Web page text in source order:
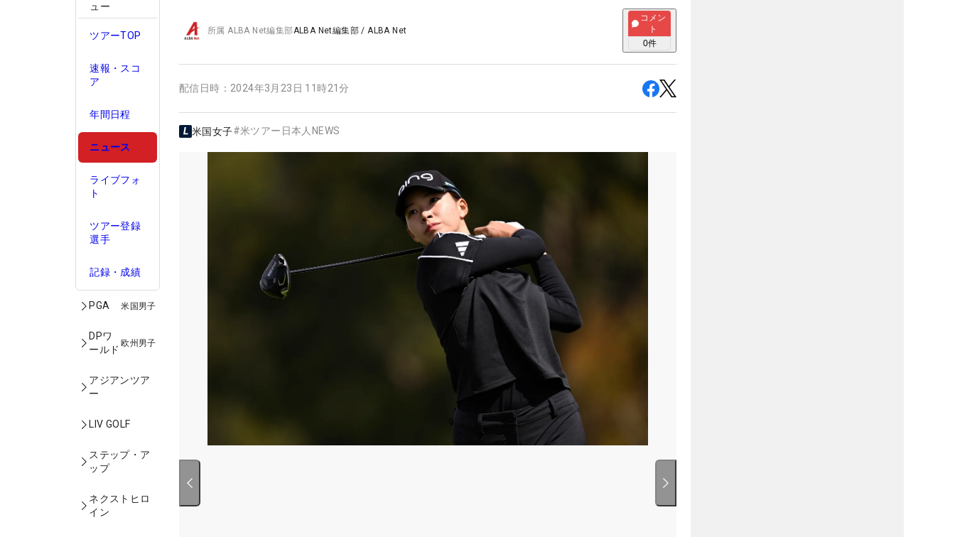
ュー
ツアーTOP
速報・スコ
ア
年間日程
ニュース
ライブフォ
ト
ツアー登録
選手
記録・成績
PGA 米国男子
DPワ
ールド
欧州男子
アジアンツア
ー
LIV GOLF
ステップ・ア
ップ
ネクストヒロ
イン
所属ALBA Net編集部ALBA Net編集部 /ALBA Net
コメン
ト
0件
配信日時： 2024年3月23日 11時21分
米国女子#米ツアー日本人NEWS